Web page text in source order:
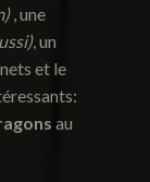
, une
, un
et le
au